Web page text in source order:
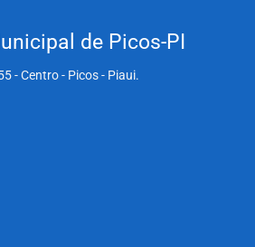
de Picos-PI
- Centro - Picos - Piaui.